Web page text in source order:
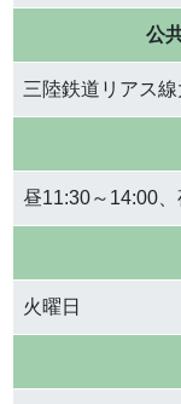
公
三陸鉄道リアス
昼11:30～14:00
火曜日